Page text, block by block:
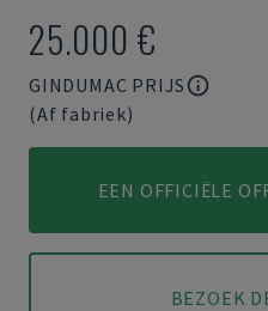
25.000 €
GINDUMAC PRIJS
(Af fabriek)
EEN OFFICIËLE
BEZOEK